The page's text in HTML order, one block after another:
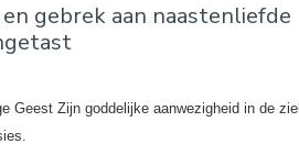
gebrek aan naastenliefde
Geest Zijn goddelijke aanwezigheid in de ziel